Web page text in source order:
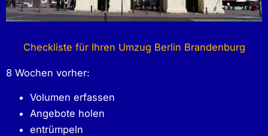
Checkliste für Ihren Umzug Berlin Brandenburg
8 Wochen vorher:
Volumen erfassen
Angebote holen
entrümpeln